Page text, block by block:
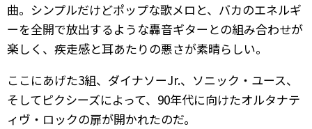
曲。シンプルだけどポップな歌メロと、バカのエネルギ
ーを全開で放出するような轟音ギターとの組み合わせが
楽しく、疾走感と耳あたりの悪さが素晴らしい。
ここにあげた3組、ダイナソーJr.、ソニック・ユース、
そしてピクシーズによって、90年代に向けたオルタナテ
ィヴ・ロックの扉が開かれたのだ。